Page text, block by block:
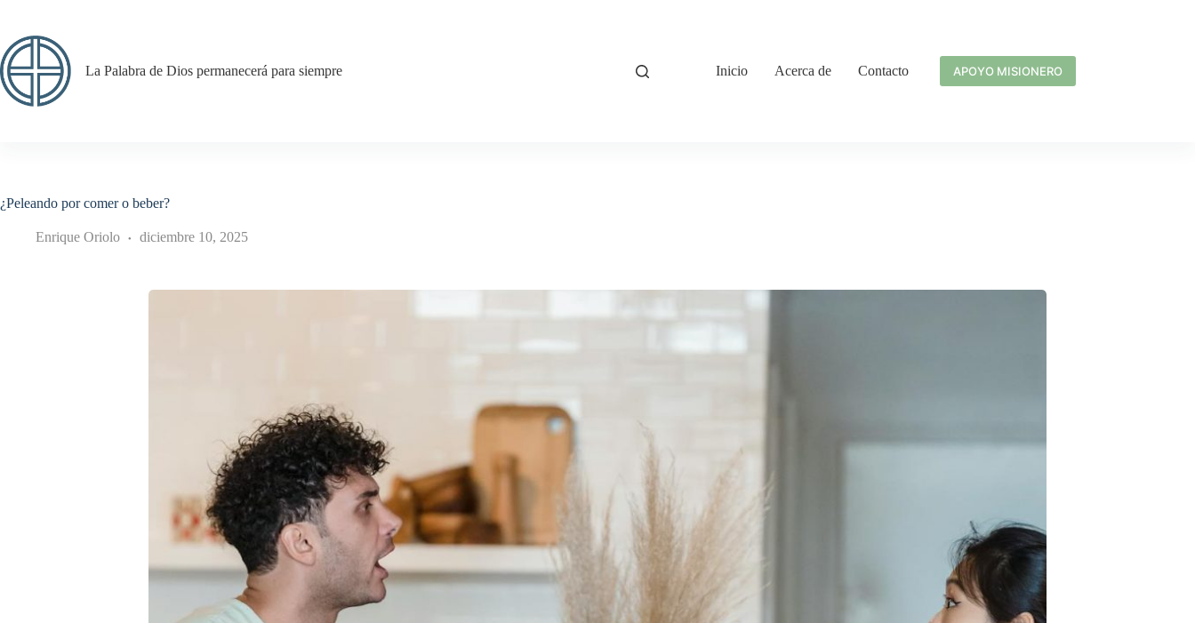
contenido
La Palabra de Dios permanecerá para siempre Inicio Acerca de Contacto APOYO MISIONERO
¿Peleando por comer o beber?
Enrique Oriolo diciembre 10, 2025